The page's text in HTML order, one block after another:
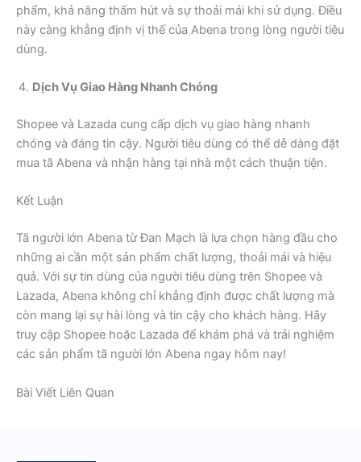
phẩm, khả năng thấm hút và sự thoải mái khi sử dụng. Điều
này càng khẳng định vị thế của Abena trong lòng người tiêu
dùng.
Dịch Vụ Giao Hàng Nhanh Chóng
Shopee và Lazada cung cấp dịch vụ giao hàng nhanh
chóng và đáng tin cậy. Người tiêu dùng có thể dễ dàng đặt
mua tã Abena và nhận hàng tại nhà một cách thuận tiện.
Kết Luận
Tã người lớn Abena từ Đan Mạch là lựa chọn hàng đầu cho
những ai cần một sản phẩm chất lượng, thoải mái và hiệu
quả. Với sự tin dùng của người tiêu dùng trên Shopee và
Lazada, Abena không chỉ khẳng định được chất lượng mà
còn mang lại sự hài lòng và tin cậy cho khách hàng. Hãy
truy cập Shopee hoặc Lazada để khám phá và trải nghiệm
các sản phẩm tã người lớn Abena ngay hôm nay!
Bài Viết Liên Quan